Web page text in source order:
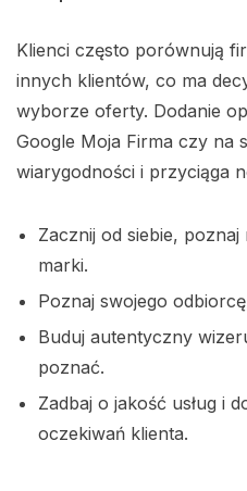
Klienci często porównują
innych klientów, co ma
wyborze oferty. Dodanie
Google Moja Firma czy na
wiarygodności i przyciąga
Zacznij od siebie, poznaj
marki.
Poznaj swojego
Buduj autentyczny
poznać.
Zadbaj o jakość usług i
oczekiwań klienta.